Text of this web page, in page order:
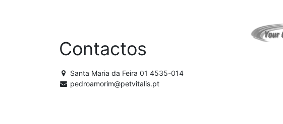
Contactos
Santa Maria da Feira 01 4535-014
pedroamorim@petvitalis.pt